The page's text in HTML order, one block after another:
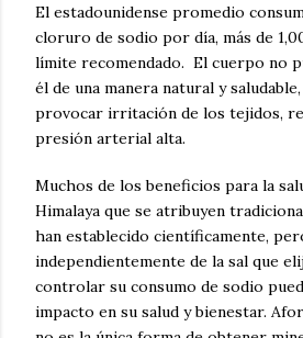
El estadounidense promedio
cloruro de sodio por día, más de
límite recomendado. El cuerpo no
él de una manera natural y
provocar irritación de los tejidos,
presión arterial alta.
Muchos de los beneficios para la
Himalaya que se atribuyen
han establecido científicamente,
independientemente de la sal que
controlar su consumo de sodio
impacto en su salud y bienestar.